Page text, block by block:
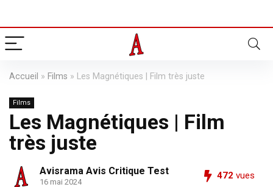
Accueil » Films » Les Magnétiques | Film très juste
Films
Les Magnétiques | Film
très juste
Avisrama Avis Critique Test
16 mai 2024
472 vues